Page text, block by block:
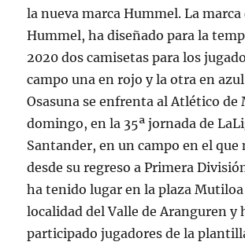
la nueva marca Hummel. La marca
Hummel, ha diseñado para la
2020 dos camisetas para los
campo una en rojo y la otra en
Osasuna se enfrenta al Atlético de
domingo, en la 35ª jornada de
Santander, en un campo en el que
desde su regreso a Primera
ha tenido lugar en la plaza Mutiloa
localidad del Valle de Aranguren y
participado jugadores de la